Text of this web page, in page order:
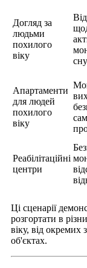
Догляд за
людьми
похилого
віку
сну
Апартаменти
для людей
похилого
віку
Реабілітаційні
центри
Ці сценарії
розгортати в
віку, від окремих
об'єктах.